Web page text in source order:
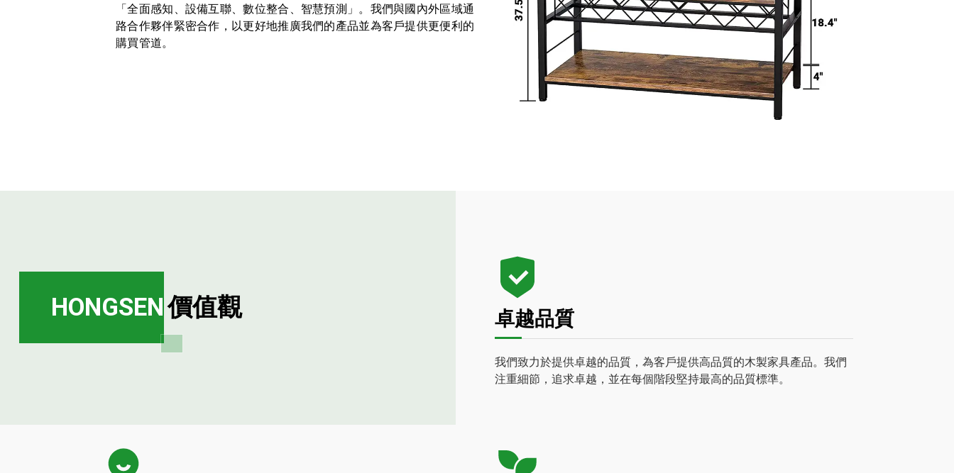
「全面感知、設備互聯、數位整合、智慧預測」。我們與國內外區域通
路合作夥伴緊密合作，以更好地推廣我們的產品並為客戶提供更便利的
購買管道。
HONGSEN價值觀 卓越品質
我們致力於提供卓越的品質，為客戶提供高品質的木製家具產品。我們
注重細節，追求卓越，並在每個階段堅持最高的品質標準。